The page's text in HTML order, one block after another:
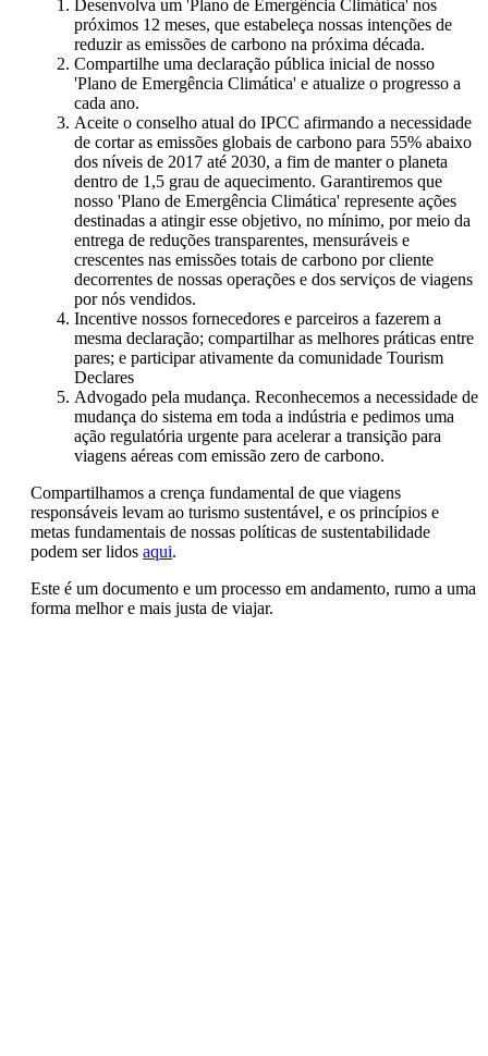
Desenvolva um 'Plano de Emergência Climática' nos
próximos 12 meses, que estabeleça nossas intenções de
reduzir as emissões de carbono na próxima década.
Compartilhe uma declaração pública inicial de nosso
'Plano de Emergência Climática' e atualize o progresso a
cada ano.
Aceite o conselho atual do IPCC afirmando a necessidade
de cortar as emissões globais de carbono para 55% abaixo
dos níveis de 2017 até 2030, a fim de manter o planeta
dentro de 1,5 grau de aquecimento. Garantiremos que
nosso 'Plano de Emergência Climática' represente ações
destinadas a atingir esse objetivo, no mínimo, por meio da
entrega de reduções transparentes, mensuráveis e
crescentes nas emissões totais de carbono por cliente
decorrentes de nossas operações e dos serviços de viagens
por nós vendidos.
Incentive nossos fornecedores e parceiros a fazerem a
mesma declaração; compartilhar as melhores práticas entre
pares; e participar ativamente da comunidade Tourism
Declares
Advogado pela mudança. Reconhecemos a necessidade de
mudança do sistema em toda a indústria e pedimos uma
ação regulatória urgente para acelerar a transição para
viagens aéreas com emissão zero de carbono.
Compartilhamos a crença fundamental de que viagens
responsáveis levam ao turismo sustentável, e os princípios e
metas fundamentais de nossas políticas de sustentabilidade
podem ser lidos aqui.
Este é um documento e um processo em andamento, rumo a uma
forma melhor e mais justa de viajar.